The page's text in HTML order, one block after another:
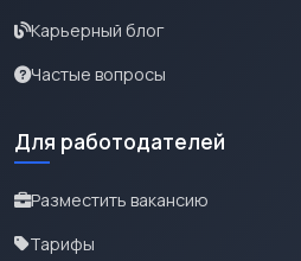
Карьерный блог
Частые вопросы
Для работодателей
Разместить вакансию
Тарифы